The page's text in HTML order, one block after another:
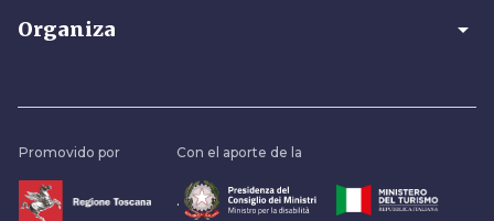
Organiza arrow_drop_down
Promovido por Con el aporte de la
.